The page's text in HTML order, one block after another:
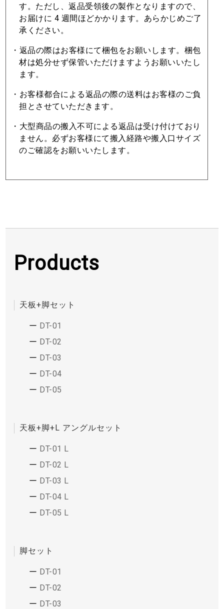
す。ただし、返品受領後の製作となりますので、
お届けに 4 週間ほどかかります。あらかじめご了
承ください。
・返品の際はお客様にて梱包をお願いします。梱包
材は処分せず保管いただけますようお願いいたし
ます。
・お客様都合による返品の際の送料はお客様のご負
担とさせていただきます。
・⼤型商品の搬⼊不可による返品は受け付けており
ません。必ずお客様にて搬⼊経路や搬⼊⼝サイズ
のご確認をお願いいたします。
Products
天板+脚セット
DT-01
DT-02
DT-03
DT-04
DT-05
天板+脚+L アングルセット
DT-01 L
DT-02 L
DT-03 L
DT-04 L
DT-05 L
脚セット
DT-01
DT-02
DT-03